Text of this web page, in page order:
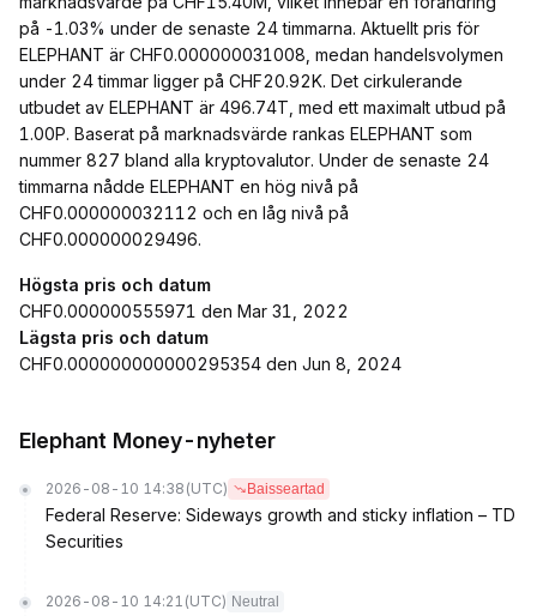
på -1.03% under de senaste 24 timmarna. Aktuellt pris för
ELEPHANT är CHF0.000000031008, medan handelsvolymen
under 24 timmar ligger på CHF20.92K. Det cirkulerande
utbudet av ELEPHANT är 496.74T, med ett maximalt utbud på
1.00P. Baserat på marknadsvärde rankas ELEPHANT som
nummer 827 bland alla kryptovalutor. Under de senaste 24
timmarna nådde ELEPHANT en hög nivå på
CHF0.000000032112 och en låg nivå på
CHF0.000000029496.
Högsta pris och datum
CHF0.000000555971 den Mar 31, 2022
Lägsta pris och datum
CHF0.000000000000295354 den Jun 8, 2024
Elephant Money-nyheter
2026-08-10 14:38 (UTC) Baisseartad
Federal Reserve: Sideways growth and sticky inflation – TD
Securities
2026-08-10 14:21 (UTC) Neutral